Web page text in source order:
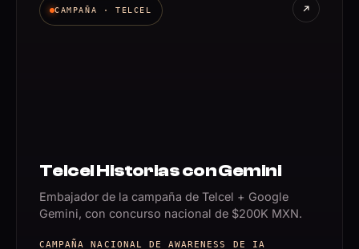
CAMPAÑA · TELCEL
Telcel Historias con Gemini
Embajador de la campaña de Telcel + Google
Gemini, con concurso nacional de $200K MXN.
CAMPAÑA NACIONAL DE AWARENESS DE IA